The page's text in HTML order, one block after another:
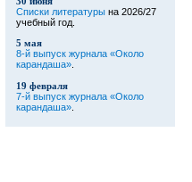
Списки литературына 2026/27
учебный год.
5 мая
8-й выпуск журнала «Около
карандаша».
19 февраля
7-й выпуск журнала «Около
карандаша».